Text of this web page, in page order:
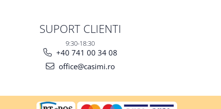
SUPORT CLIENTI
9:30-18:30
+40 741 00 34 08
office@casimi.ro